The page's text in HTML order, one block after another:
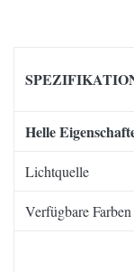
Helle
Lichtquelle
Verfügbare Farben